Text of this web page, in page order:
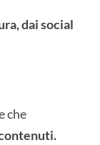
dai social
che